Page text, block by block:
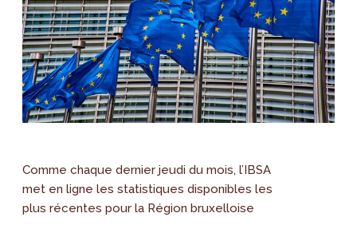
Comme chaque dernier jeudi du mois, l’IBSA
met en ligne les statistiques disponibles les
plus récentes pour la Région bruxelloise